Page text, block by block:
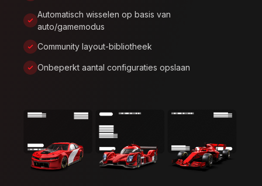
Automatisch wisselen op basis van
auto/gamemodus
Community layout-bibliotheek
Onbeperkt aantal configuraties opslaan